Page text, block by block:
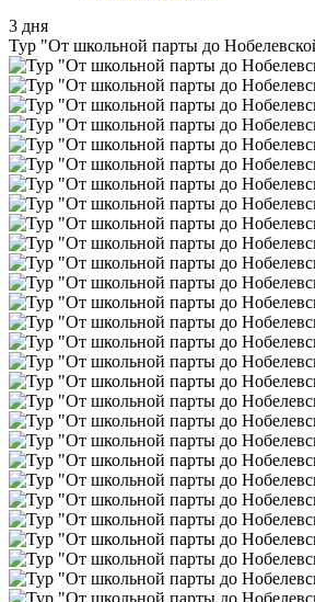
3 дня
Тур "От школьной парты до